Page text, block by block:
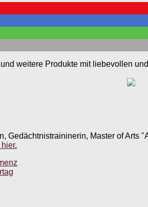
weitere Produkte mit liebevollen
Master of Arts